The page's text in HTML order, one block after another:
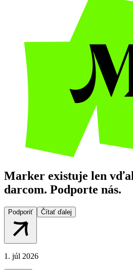
Marker existuje len
darcom. Podporte nás.
Podporiť Čítať ďalej
1. júl 2026